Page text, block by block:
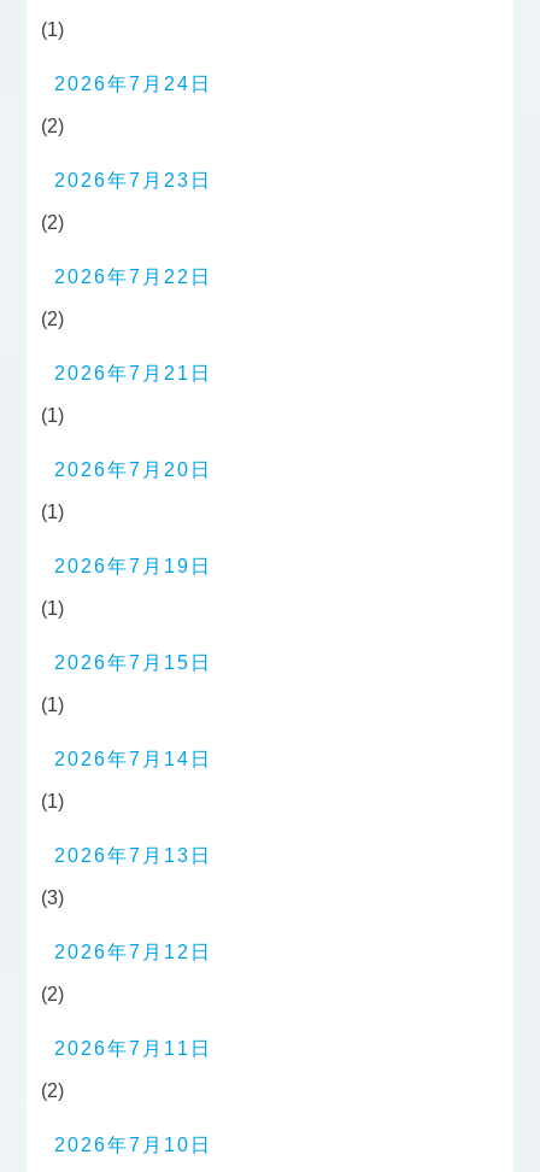
(1)
2026年7月24日
(2)
2026年7月23日
(2)
2026年7月22日
(2)
2026年7月21日
(1)
2026年7月20日
(1)
2026年7月19日
(1)
2026年7月15日
(1)
2026年7月14日
(1)
2026年7月13日
(3)
2026年7月12日
(2)
2026年7月11日
(2)
2026年7月10日